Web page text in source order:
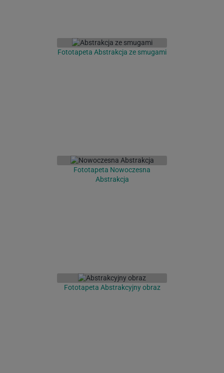
Fototapeta Abstrakcja ze smugami
Fototapeta Nowoczesna
Abstrakcja
Fototapeta Abstrakcyjny obraz